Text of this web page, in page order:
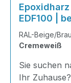
EDF100 |
RAL-Beige/
Cremeweiß
Sie suchen
Ihr